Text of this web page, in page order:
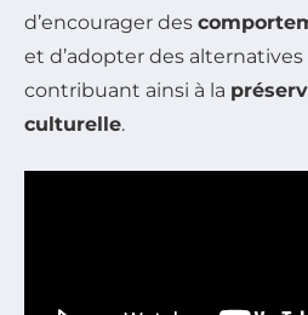
d’encourager des
et d’adopter des
contribuant ainsi à la
culturelle.